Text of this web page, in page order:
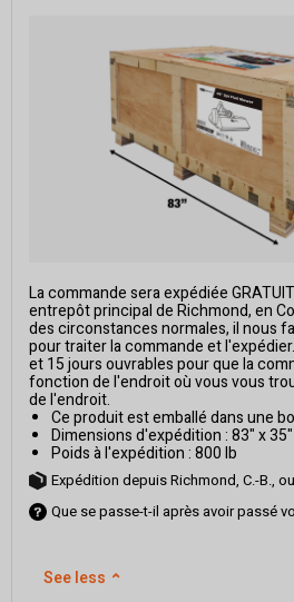
La commande sera expédiée
entrepôt principal de Richmond, en
des circonstances normales, il nous
pour traiter la commande et
et 15 jours ouvrables pour que la
fonction de l'endroit où vous vous
de l'endroit.
Ce produit est emballé dans une
Dimensions d'expédition : 83" x 35"
Poids à l'expédition : 800 lb
Expédition depuis Richmond, C.-B.,
Que se passe-t-il après avoir passé
See less ⌃